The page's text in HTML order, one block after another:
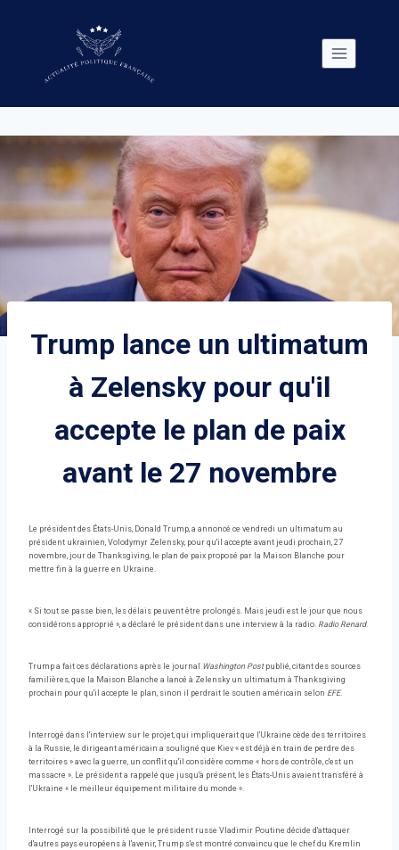
Trump lance un ultimatum
à Zelensky pour qu'il
accepte le plan de paix
avant le 27 novembre
Le président des États-Unis, Donald Trump, a annoncé ce vendredi un ultimatum au
président ukrainien, Volodymyr Zelensky, pour qu'il accepte avant jeudi prochain, 27
novembre, jour de Thanksgiving, le plan de paix proposé par la Maison Blanche pour
mettre fin à la guerre en Ukraine.
« Si tout se passe bien, les délais peuvent être prolongés. Mais jeudi est le jour que nous
considérons approprié », a déclaré le président dans une interview à la radio. Radio Renard.
Trump a fait ces déclarations après le journal Washington Post publié, citant des sources
familières, que la Maison Blanche a lancé à Zelensky un ultimatum à Thanksgiving
prochain pour qu'il accepte le plan, sinon il perdrait le soutien américain selon EFE.
Interrogé dans l'interview sur le projet, qui impliquerait que l'Ukraine cède des territoires
à la Russie, le dirigeant américain a souligné que Kiev « est déjà en train de perdre des
territoires » avec la guerre, un conflit qu'il considère comme « hors de contrôle, c'est un
massacre ». Le président a rappelé que jusqu'à présent, les États-Unis avaient transféré à
l'Ukraine « le meilleur équipement militaire du monde ».
Interrogé sur la possibilité que le président russe Vladimir Poutine décide d'attaquer
d'autres pays européens à l'avenir, Trump s'est montré convaincu que le chef du Kremlin